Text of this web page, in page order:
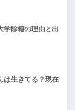
学除籍の理由と出
は生きてる？現在